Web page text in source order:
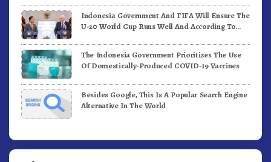
Indonesia Government And FIFA Will Ensure The
U-20 World Cup Runs Well And According To
The Indonesia Government Prioritizes The Use
Of Domestically-Produced COVID-19 Vaccines
Besides Google, This Is A Popular Search Engine
Alternative In The World